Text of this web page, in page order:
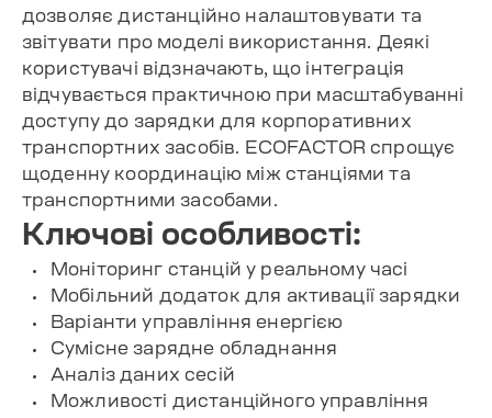
дозволяє дистанційно налаштовувати та
звітувати про моделі використання. Деякі
користувачі відзначають, що інтеграція
відчувається практичною при масштабуванні
доступу до зарядки для корпоративних
транспортних засобів. ECOFACTOR спрощує
щоденну координацію між станціями та
транспортними засобами.
Ключові особливості:
Моніторинг станцій у реальному часі
Мобільний додаток для активації зарядки
Варіанти управління енергією
Сумісне зарядне обладнання
Аналіз даних сесій
Можливості дистанційного управління